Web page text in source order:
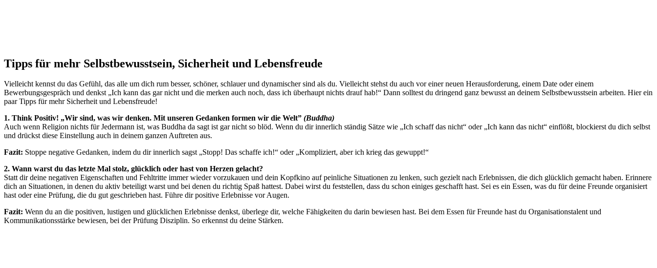
Tipps für mehr Selbstbewusstsein, Sicherheit und Lebensfreude
Vielleicht kennst du das Gefühl, das alle um dich rum besser, schöner, schlauer und dynamischer sind als du. Vielleicht stehst du auch vor einer neuen Herausforderung, einem Date oder einem
Bewerbungsgespräch und denkst „Ich kann das gar nicht und die merken auch noch, dass ich überhaupt nichts drauf hab!“ Dann solltest du dringend ganz bewusst an deinem Selbstbewusstsein arbeiten. Hier ein
paar Tipps für mehr Sicherheit und Lebensfreude!
1. Think Positiv! „Wir sind, was wir denken. Mit unseren Gedanken formen wir die Welt” (Buddha)
Auch wenn Religion nichts für Jedermann ist, was Buddha da sagt ist gar nicht so blöd. Wenn du dir innerlich ständig Sätze wie „Ich schaff das nicht“ oder „Ich kann das nicht“ einflößt, blockierst du dich selbst
und drückst diese Einstellung auch in deinem ganzen Auftreten aus.
Fazit: Stoppe negative Gedanken, indem du dir innerlich sagst „Stopp! Das schaffe ich!“ oder „Kompliziert, aber ich krieg das gewuppt!“
2. Wann warst du das letzte Mal stolz, glücklich oder hast von Herzen gelacht?
Statt dir deine negativen Eigenschaften und Fehltritte immer wieder vorzukauen und dein Kopfkino auf peinliche Situationen zu lenken, such gezielt nach Erlebnissen, die dich glücklich gemacht haben. Erinnere
dich an Situationen, in denen du aktiv beteiligt warst und bei denen du richtig Spaß hattest. Dabei wirst du feststellen, dass du schon einiges geschafft hast. Sei es ein Essen, was du für deine Freunde organisiert
hast oder eine Prüfung, die du gut geschrieben hast. Führe dir positive Erlebnisse vor Augen.
Fazit: Wenn du an die positiven, lustigen und glücklichen Erlebnisse denkst, überlege dir, welche Fähigkeiten du darin bewiesen hast. Bei dem Essen für Freunde hast du Organisationstalent und
Kommunikationsstärke bewiesen, bei der Prüfung Disziplin. So erkennst du deine Stärken.